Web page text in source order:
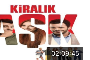
02:09:45